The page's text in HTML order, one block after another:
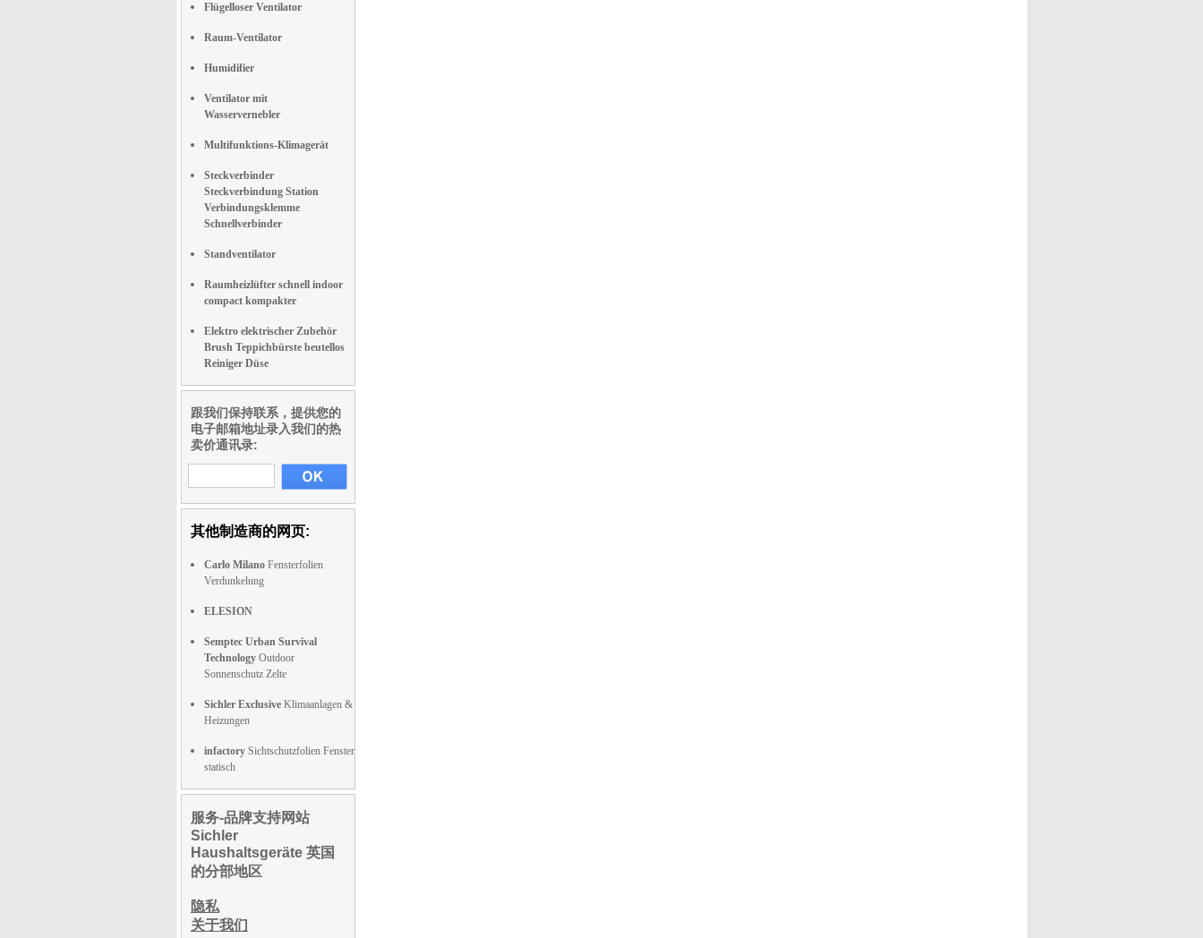
Flügelloser Ventilator
Raum-Ventilator
Humidifier
Ventilator mit
Wasservernebler
Multifunktions-Klimagerät
Steckverbinder
Steckverbindung Station
Verbindungsklemme
Schnellverbinder
Standventilator
Raumheizlüfter schnell indoor
compact kompakter
Elektro elektrischer Zubehör
Brush Teppichbürste beutellos
Reiniger Düse
跟我们保持联系，提供您的
电子邮箱地址录入我们的热
卖价通讯录:
其他制造商的网页:
Carlo Milano Fensterfolien
Verdunkelung
ELESION
Semptec Urban Survival
Technology Outdoor
Sonnenschutz Zelte
Sichler Exclusive Klimaanlagen &
Heizungen
infactory Sichtschutzfolien Fenster
statisch
服务-品牌支持网站
Sichler
Haushaltsgeräte 英国
的分部地区
隐私
关于我们